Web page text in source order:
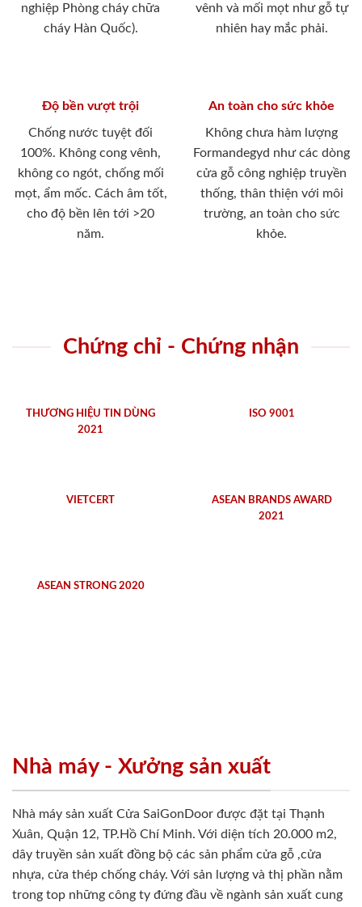
nghiệp Phòng cháy chữa
cháy Hàn Quốc).
vênh và mối mọt như gỗ tự
nhiên hay mắc phải.
Độ bền vượt trội
Chống nước tuyệt đối
100%. Không cong vênh,
không co ngót, chống mối
mọt, ẩm mốc. Cách âm tốt,
cho độ bền lên tới >20
năm.
An toàn cho sức khỏe
Không chưa hàm lượng
Formandegyd như các dòng
cửa gỗ công nghiệp truyền
thống, thân thiện với môi
trường, an toàn cho sức
khỏe.
Chứng chỉ - Chứng nhận
THƯƠNG HIỆU TIN DÙNG
2021
ISO 9001
VIETCERT
ASEAN BRANDS AWARD
2021
ASEAN STRONG 2020
Nhà máy - Xưởng sản xuất
Nhà máy sản xuất Cửa SaiGonDoor được đặt tại Thạnh
Xuân, Quận 12, TP.Hồ Chí Minh. Với diện tích 20.000 m2,
dây truyền sản xuất đồng bộ các sản phẩm cửa gỗ ,cửa
nhựa, cửa thép chống cháy. Với sản lượng và thị phần nằm
trong top những công ty đứng đầu về ngành sản xuất cung